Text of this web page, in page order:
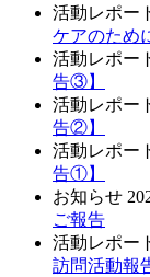
活動レポー
ケアのため
活動レポー
告③】
活動レポー
告②】
活動レポー
告①】
お知らせ
ご報告
活動レポー
訪問活動報